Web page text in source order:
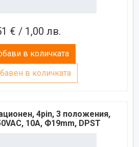
€ / 1,00 лв.
в количката
в количката
4pin, 3 положения,
10A, Ф19mm, DPST